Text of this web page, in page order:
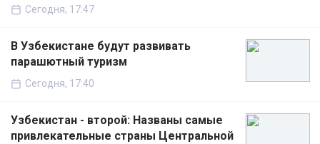
Сегодня, 17:47
В Узбекистане будут развивать
парашютный туризм
Сегодня, 17:40
Узбекистан - второй: Названы самые
привлекательные страны Центральной